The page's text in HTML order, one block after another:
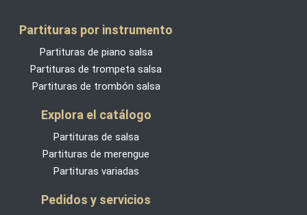
Partituras por instrumento
Partituras de piano salsa
Partituras de trompeta salsa
Partituras de trombón salsa
Explora el catálogo
Partituras de salsa
Partituras de merengue
Partituras variadas
Pedidos y servicios